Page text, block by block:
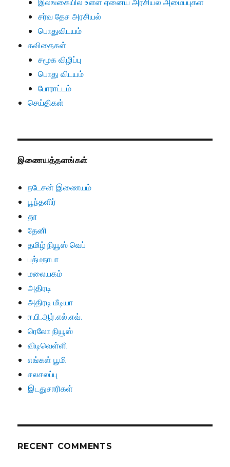
சர்வ தேச அரசியல்
பொதுவிடயம்
கவிதைகள்
சமூக விழிப்பு
பொது விடயம்
போராட்டம்
செய்திகள்
இணையத்தளங்கள்
நடேசன் இணையம்
பூந்தளிர்
தூ
தேனி
தமிழ் நியூஸ் வெப்
பத்மநாபா
மலையகம்
அதிரடி
அதிரடி மீடியா
ஈ.பி.ஆர்.எல்.எவ்.
ரெலோ நியூஸ்
விடிவெள்ளி
எங்கள் பூமி
சலசலப்பு
இடதுசாரிகள்
RECENT COMMENTS